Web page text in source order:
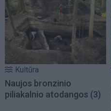
Kultūra
Naujos bronzinio
piliakalnio atodangos (3)